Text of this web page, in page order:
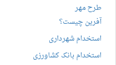
طرح مهر
آفرین چیست؟
استخدام شهرداری
استخدام بانک کشاورزی